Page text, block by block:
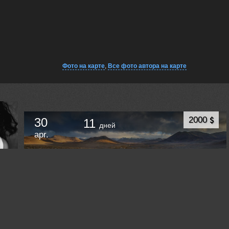
Фото на карте, Все фото автора на карте
2000
30
apr.
11 дней